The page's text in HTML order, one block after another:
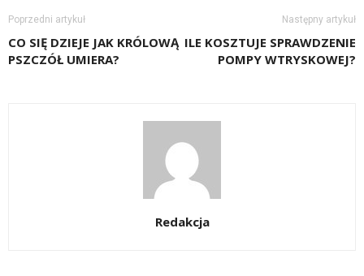
Poprzedni artykuł
CO SIĘ DZIEJE JAK KRÓLOWĄ
PSZCZÓŁ UMIERA?
Następny artykuł
ILE KOSZTUJE SPRAWDZENIE
POMPY WTRYSKOWEJ?
Redakcja